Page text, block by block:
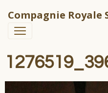
Compagnie